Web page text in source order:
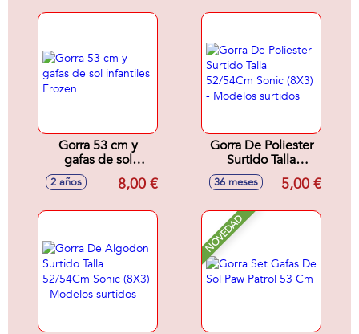
Gorra 53 cm y
gafas de sol
infantiles Frozen
2 años 8,00 €
Gorra De Poliester
Surtido Talla
52/54Cm Sonic
(8X3) - Modelos
36 meses 5,00 €
NOVEDAD